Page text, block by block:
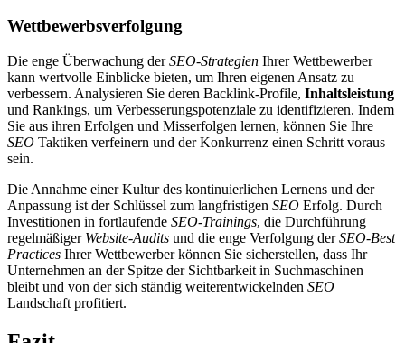
Wettbewerbsverfolgung
Die enge Überwachung derSEO-Strategien Ihrer Wettbewerber
kann wertvolle Einblicke bieten, um Ihren eigenen Ansatz zu
verbessern. Analysieren Sie deren Backlink-Profile, Inhaltsleistung
und Rankings, um Verbesserungspotenziale zu identifizieren. Indem
Sie aus ihren Erfolgen und Misserfolgen lernen, können Sie Ihre
SEO Taktiken verfeinern und der Konkurrenz einen Schritt voraus
sein.
Die Annahme einer Kultur des kontinuierlichen Lernens und der
Anpassung ist der Schlüssel zum langfristigen SEO Erfolg. Durch
Investitionen in fortlaufende SEO-Trainings, die Durchführung
regelmäßiger Website-Audits und die enge Verfolgung derSEO-Best
Practices Ihrer Wettbewerber können Sie sicherstellen, dass Ihr
Unternehmen an der Spitze der Sichtbarkeit in Suchmaschinen
bleibt und von der sich ständig weiterentwickelnden SEO
Landschaft profitiert.